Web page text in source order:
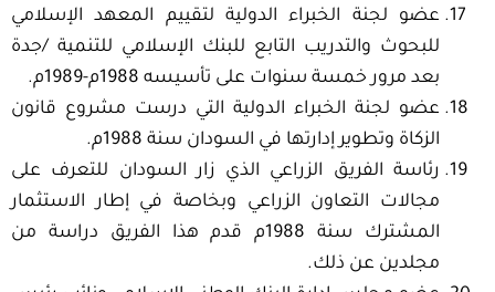
عضو لجنة الخبراء الدولية لتقييم المعهد الإسلامي
للبحوث والتدريب التابع للبنك الإسلامي للتنمية /جدة
بعد مرور خمسة سنوات على تأسيسه 1988م-1989م.
عضو لجنة الخبراء الدولية التي درست مشروع قانون
الزكاة وتطوير إدارتها في السودان سنة 1988م.
رئاسة الفريق الزراعي الذي زار السودان للتعرف على
مجالات التعاون الزراعي وبخاصة في إطار الاستثمار
المشترك سنة 1988م قدم هذا الفريق دراسة من
مجلدين عن ذلك.